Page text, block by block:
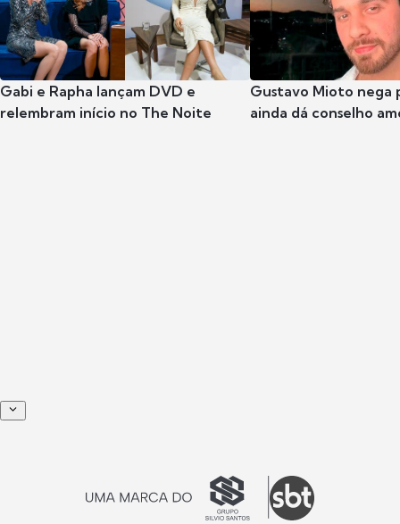
Gabi e Rapha lançam DVD e
relembram início no The Noite
Gustavo Mioto nega
ainda dá conselho